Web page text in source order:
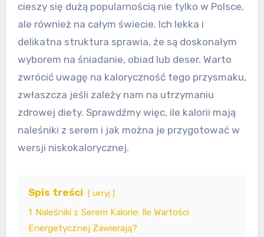
cieszy się dużą popularnością nie tylko w Polsce,
ale również na całym świecie. Ich lekka i
delikatna struktura sprawia, że są doskonałym
wyborem na śniadanie, obiad lub deser. Warto
zwrócić uwagę na kaloryczność tego przysmaku,
zwłaszcza jeśli zależy nam na utrzymaniu
zdrowej diety. Sprawdźmy więc, ile kalorii mają
naleśniki z serem i jak można je przygotować w
wersji niskokalorycznej.
Spis treści ukryj
1
Naleśniki z Serem Kalorie: Ile Wartości
Energetycznej Zawierają?